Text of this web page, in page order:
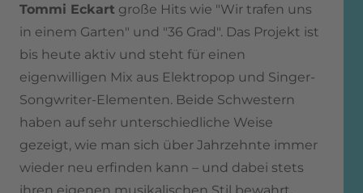
Tommi Eckart große Hits wie "Wir trafen uns
in einem Garten" und "36 Grad". Das Projekt ist
bis heute aktiv und steht für einen
eigenwilligen Mix aus Elektropop und Singer-
Songwriter-Elementen. Beide Schwestern
haben auf sehr unterschiedliche Weise
gezeigt, wie man sich über Jahrzehnte immer
wieder neu erfinden kann – und dabei stets